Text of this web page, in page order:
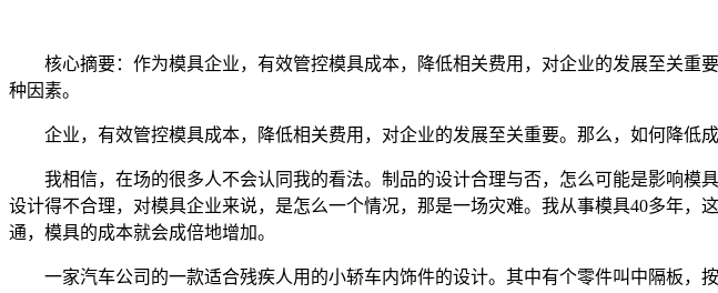
核心摘要：作为模具企业，有效管控模具成本，降低相关费用，对企业的发展至关重
种因素。
企业，有效管控模具成本，降低相关费用，对企业的发展至关重要。那么，如何降低
我相信，在场的很多人不会认同我的看法。制品的设计合理与否，怎么可能是影响模
设计得不合理，对模具企业来说，是怎么一个情况，那是一场灾难。我从事模具40多年
通，模具的成本就会成倍地增加。
一家汽车公司的一款适合残疾人用的小轿车内饰件的设计。其中有个零件叫中隔板，按